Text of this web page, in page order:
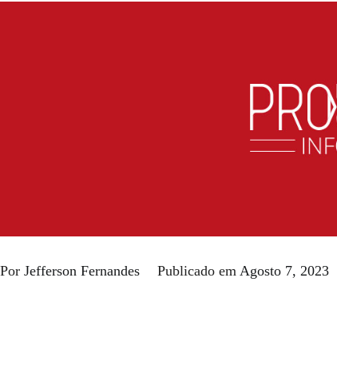
Por Jefferson Fernandes Publicado em Agosto 7, 2023